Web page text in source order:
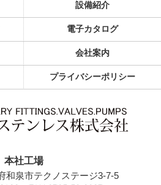
設備紹介
電子カタログ
会社案内
プライバシーポリシー
本社工場
和泉市テクノステージ3-7-5